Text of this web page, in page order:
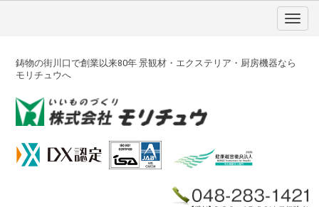
鋳物の街川口で創業以来80年 景観材・エクステリア・厨房機器なら
モリチュウへ